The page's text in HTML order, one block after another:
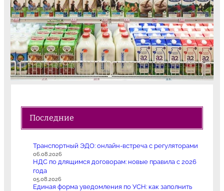
Последние
Транспортный ЭДО: онлайн-встреча с регуляторами
06.08.2026
НДС по длящимся договорам: новые правила с 2026
года
05.08.2026
Единая форма уведомления по УСН: как заполнить